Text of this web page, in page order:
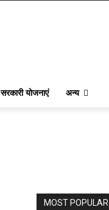
सरकारी योजनाएं अन्य
MOST POPULAR